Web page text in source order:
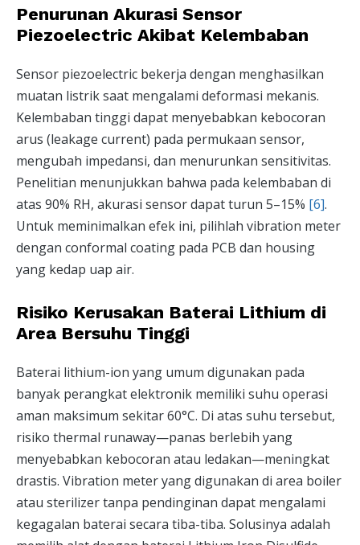
Penurunan Akurasi Sensor
Piezoelectric Akibat Kelembaban
Sensor piezoelectric bekerja dengan menghasilkan
muatan listrik saat mengalami deformasi mekanis.
Kelembaban tinggi dapat menyebabkan kebocoran
arus (leakage current) pada permukaan sensor,
mengubah impedansi, dan menurunkan sensitivitas.
Penelitian menunjukkan bahwa pada kelembaban di
atas 90% RH, akurasi sensor dapat turun 5–15% [6].
Untuk meminimalkan efek ini, pilihlah vibration meter
dengan conformal coating pada PCB dan housing
yang kedap uap air.
Risiko Kerusakan Baterai Lithium di
Area Bersuhu Tinggi
Baterai lithium-ion yang umum digunakan pada
banyak perangkat elektronik memiliki suhu operasi
aman maksimum sekitar 60°C. Di atas suhu tersebut,
risiko thermal runaway—panas berlebih yang
menyebabkan kebocoran atau ledakan—meningkat
drastis. Vibration meter yang digunakan di area boiler
atau sterilizer tanpa pendinginan dapat mengalami
kegagalan baterai secara tiba-tiba. Solusinya adalah